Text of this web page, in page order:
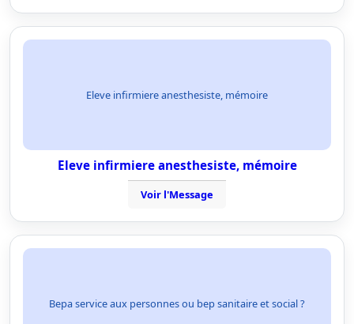
Eleve infirmiere anesthesiste, mémoire
Eleve infirmiere anesthesiste, mémoire
Voir l'Message
Bepa service aux personnes ou bep sanitaire et social ?